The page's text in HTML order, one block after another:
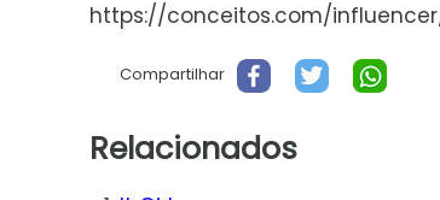
https://conceitos.com/influencer/
Compartilhar
Relacionados